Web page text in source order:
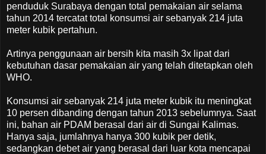
penduduk Surabaya dengan total pemakaian air selama
tahun 2014 tercatat total konsumsi air sebanyak 214 juta
meter kubik pertahun.
Artinya penggunaan air bersih kita masih 3x lipat dari
kebutuhan dasar pemakaian air yang telah ditetapkan oleh
WHO.
Konsumsi air sebanyak 214 juta meter kubik itu meningkat
10 persen dibanding dengan tahun 2013 sebelumnya. Saat
ini, bahan air PDAM berasal dari air di Sungai Kalimas.
Hanya saja, jumlahnya hanya 300 kubik per detik,
sedangkan debet air yang berasal dari luar kota mencapai